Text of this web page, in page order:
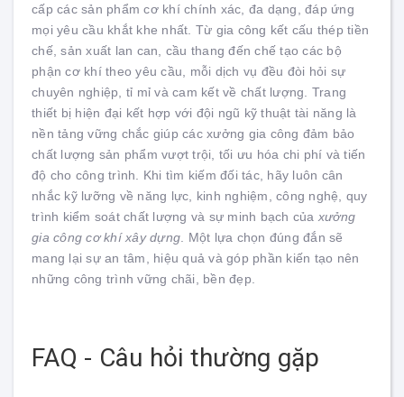
cấp các sản phẩm cơ khí chính xác, đa dạng, đáp ứng
mọi yêu cầu khắt khe nhất. Từ gia công kết cấu thép tiền
chế, sản xuất lan can, cầu thang đến chế tạo các bộ
phận cơ khí theo yêu cầu, mỗi dịch vụ đều đòi hỏi sự
chuyên nghiệp, tỉ mỉ và cam kết về chất lượng. Trang
thiết bị hiện đại kết hợp với đội ngũ kỹ thuật tài năng là
nền tảng vững chắc giúp các xưởng gia công đảm bảo
chất lượng sản phẩm vượt trội, tối ưu hóa chi phí và tiến
độ cho công trình. Khi tìm kiếm đối tác, hãy luôn cân
nhắc kỹ lưỡng về năng lực, kinh nghiệm, công nghệ, quy
trình kiểm soát chất lượng và sự minh bạch của xưởng
gia công cơ khí xây dựng . Một lựa chọn đúng đắn sẽ
mang lại sự an tâm, hiệu quả và góp phần kiến tạo nên
những công trình vững chãi, bền đẹp.
FAQ - Câu hỏi thường gặp